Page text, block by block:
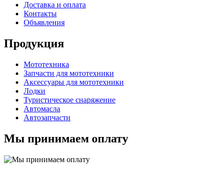
Доставка и оплата
Контакты
Объявления
Продукция
Мототехника
Запчасти для мототехники
Аксессуары для мототехники
Лодки
Туристическое снаряжение
Автомасла
Автозапчасти
Мы принимаем оплату